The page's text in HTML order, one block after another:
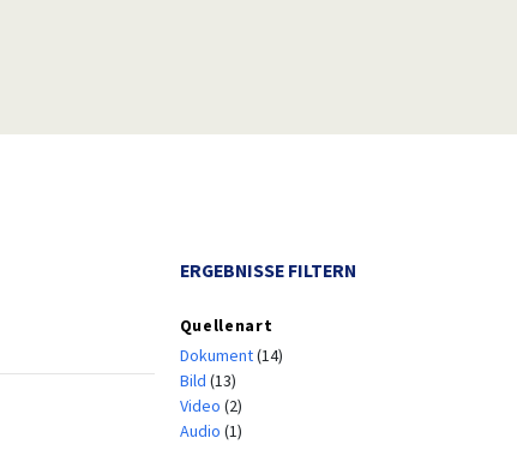
ERGEBNISSE FILTERN
Quellenart
Dokument(14)
Bild (13)
Video (2)
Audio (1)